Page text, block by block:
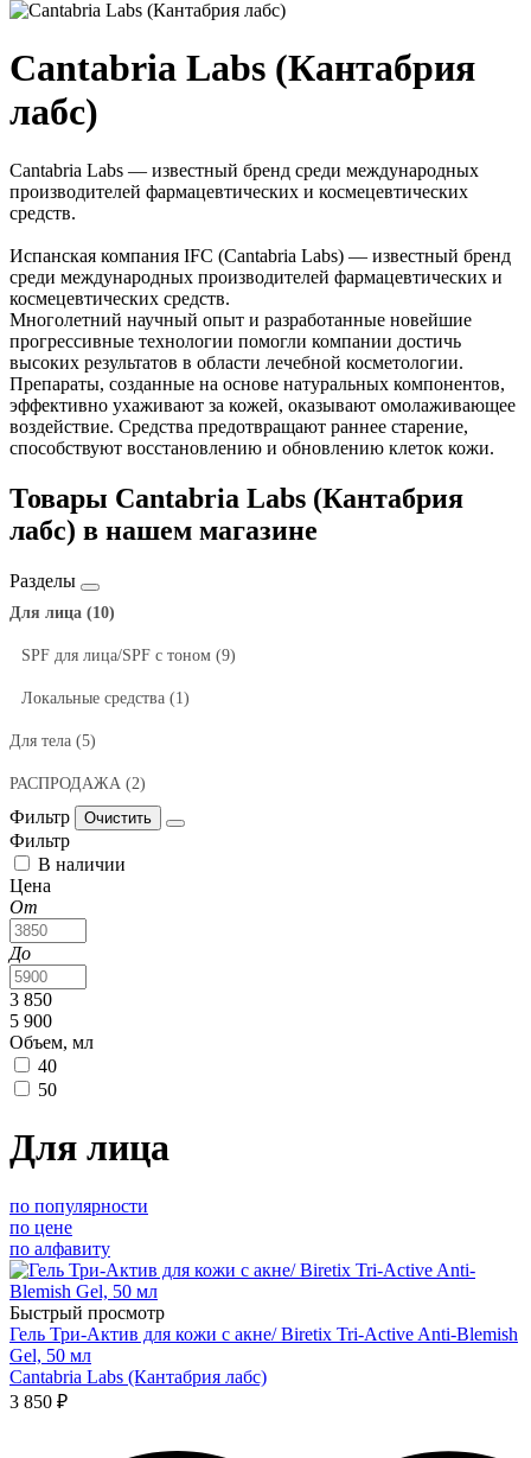
Cantabria Labs (Кантабрия
лабс)
Cantabria Labs — известный бренд среди международных
производителей фармацевтических и космецевтических
средств.
Испанская компания IFC (Cantabria Labs) — известный бренд
среди международных производителей фармацевтических и
космецевтических средств.
Многолетний научный опыт и разработанные новейшие
прогрессивные технологии помогли компании достичь
высоких результатов в области лечебной косметологии.
Препараты, созданные на основе натуральных компонентов,
эффективно ухаживают за кожей, оказывают омолаживающее
воздействие. Средства предотвращают раннее старение,
способствуют восстановлению и обновлению клеток кожи.
Товары Cantabria Labs (Кантабрия
лабс) в нашем магазине
Разделы
Для лица (10)
SPF для лица/SPF с тоном (9)
Локальные средства (1)
Для тела (5)
SPF для тела (1)
Гели для душа (1)
Кремы для тела (2)
Пилинги, скрабы для тела (1)
РАСПРОДАЖА (2)
Фильтр
Фильтр
В наличии
Цена
От
До
3 850
5 900
Объем, мл
40
50
Для лица
по популярности
по цене
по алфавиту
Быстрый просмотр
Гель Три-Актив для кожи с акне/ Biretix Tri-Active Anti-Blemish
Gel, 50 мл
Cantabria Labs (Кантабрия лабс)
3 850 ₽